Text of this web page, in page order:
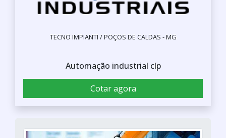
TECNO IMPIANTI / POÇOS DE CALDAS - MG
Automação industrial clp
Cotar agora